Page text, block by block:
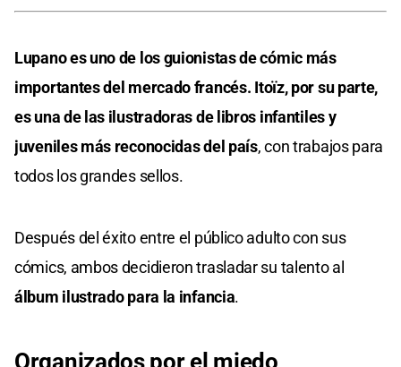
Lupano es uno de los guionistas de cómic más
importantes del mercado francés. Itoïz, por su parte,
es una de las ilustradoras de libros infantiles y
juveniles más reconocidas del país, con trabajos para
todos los grandes sellos.
Después del éxito entre el público adulto con sus
cómics, ambos decidieron trasladar su talento al
álbum ilustrado para la infancia.
Organizados por el miedo